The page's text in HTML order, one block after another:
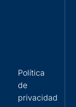
Política
de
privacidad